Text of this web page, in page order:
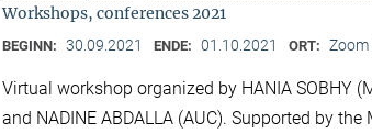
Workshops, conferences 2021
BEGINN: 30.09.2021 ENDE: 01.10.2021 ORT: Zoom
Virtual workshop organized by HANIA SOBHY
and NADINE ABDALLA (AUC). Supported by